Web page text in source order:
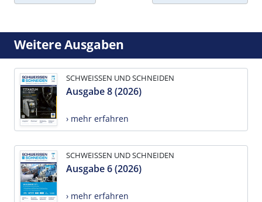
Weitere Ausgaben
SCHWEISSEN UND SCHNEIDEN
Ausgabe 8 (2026)
› mehr erfahren
SCHWEISSEN UND SCHNEIDEN
Ausgabe 6 (2026)
› mehr erfahren